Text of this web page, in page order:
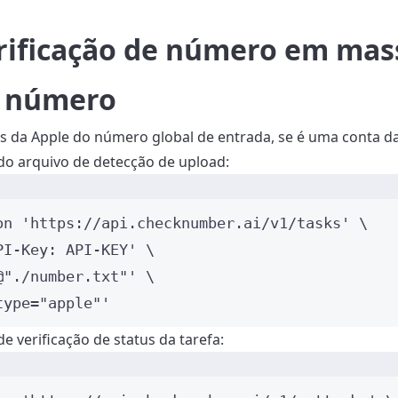
de número em
da Apple do número global de entrada, se é uma conta
arquivo de detecção de upload:
' https://api.checknumber.ai/v1/tasks '
\
Key: API-KEY '
\
number.txt" '
\
'
verificação de status da tarefa: